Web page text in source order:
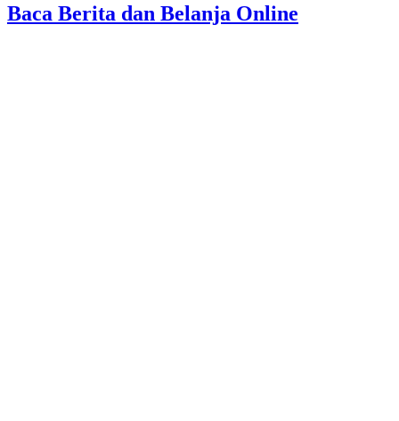
Baca Berita dan Belanja Online